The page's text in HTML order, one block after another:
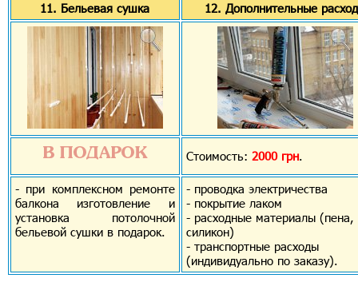
11. Бельевая сушка
12. Дополнительные
Стоимость: 2000 грн.
- при комплексном ремонте
балкона изготовление и
установка потолочной
бельевой сушки в подарок.
- проводка электричества
- покрытие лаком
- расходные материалы (пена,
силикон)
- транспортные расходы
(индивидуально по заказу).